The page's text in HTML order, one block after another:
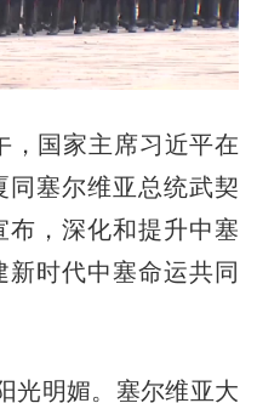
国家主席习近平在
同塞尔维亚总统武契
布，深化和提升中塞
时代中塞命运共同
明媚。塞尔维亚大